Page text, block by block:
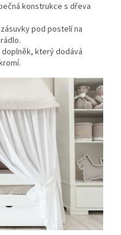
konstrukce s dřeva
pod postelí na
doplněk, který dodává